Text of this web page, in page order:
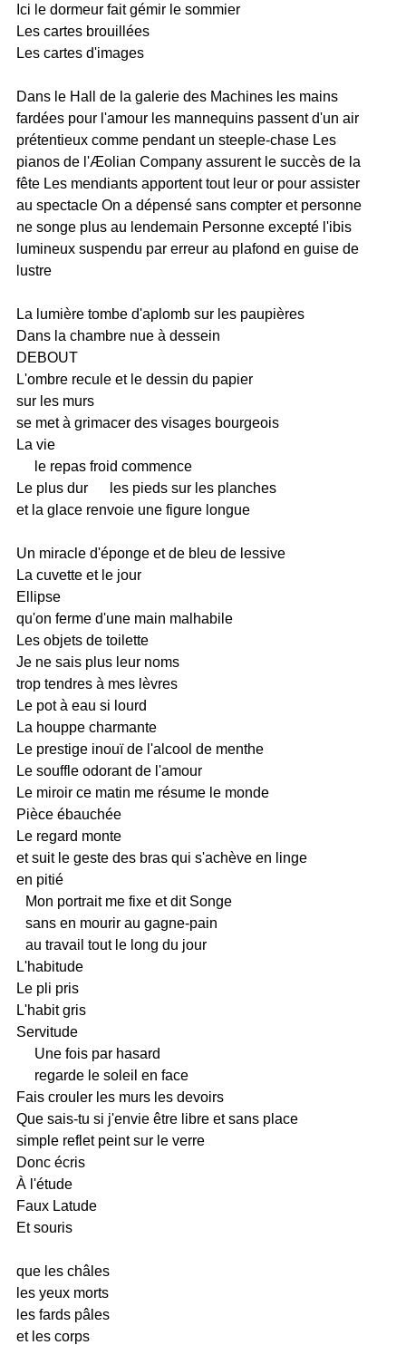
Ici le dormeur fait gémir le sommier
Les cartes brouillées
Les cartes d'images
Dans le Hall de la galerie des Machines les mains
fardées pour l'amour les mannequins passent d'un air
prétentieux comme pendant un steeple-chase Les
pianos de l'Æolian Company assurent le succès de la
fête Les mendiants apportent tout leur or pour assister
au spectacle On a dépensé sans compter et personne
ne songe plus au lendemain Personne excepté l'ibis
lumineux suspendu par erreur au plafond en guise de
lustre
La lumière tombe d'aplomb sur les paupières
Dans la chambre nue à dessein
DEBOUT
L'ombre recule et le dessin du papier
sur les murs
se met à grimacer des visages bourgeois
La vie
le repas froid commence
Le plus dur
les pieds sur les planches
et la glace renvoie une figure longue
Un miracle d'éponge et de bleu de lessive
La cuvette et le jour
Ellipse
qu'on ferme d'une main malhabile
Les objets de toilette
Je ne sais plus leur noms
trop tendres à mes lèvres
Le pot à eau si lourd
La houppe charmante
Le prestige inouï de l'alcool de menthe
Le souffle odorant de l'amour
Le miroir ce matin me résume le monde
Pièce ébauchée
Le regard monte
et suit le geste des bras qui s'achève en linge
en pitié
Mon portrait me fixe et dit Songe
sans en mourir au gagne-pain
au travail tout le long du jour
L'habitude
Le pli pris
L'habit gris
Servitude
Une fois par hasard
regarde le soleil en face
Fais crouler les murs les devoirs
Que sais-tu si j'envie être libre et sans place
simple reflet peint sur le verre
Donc écris
À l'étude
Faux Latude
Et souris
que les châles
les yeux morts
les fards pâles
et les corps